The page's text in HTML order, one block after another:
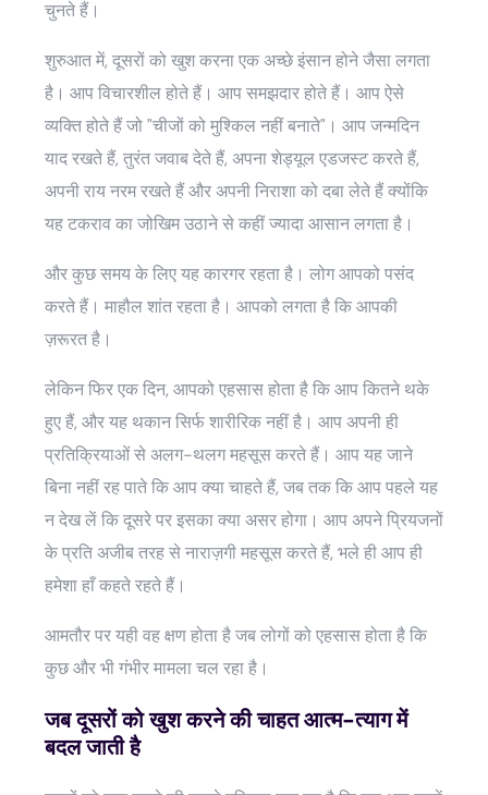
चुनते हैं।
शुरुआत में, दूसरों को खुश करना एक अच्छे इंसान होने जैसा लगता
है। आप विचारशील होते हैं। आप समझदार होते हैं। आप ऐसे
व्यक्ति होते हैं जो "चीजों को मुश्किल नहीं बनाते"। आप जन्मदिन
याद रखते हैं, तुरंत जवाब देते हैं, अपना शेड्यूल एडजस्ट करते हैं,
अपनी राय नरम रखते हैं और अपनी निराशा को दबा लेते हैं क्योंकि
यह टकराव का जोखिम उठाने से कहीं ज्यादा आसान लगता है।
और कुछ समय के लिए यह कारगर रहता है। लोग आपको पसंद
करते हैं। माहौल शांत रहता है। आपको लगता है कि आपकी
ज़रूरत है।
लेकिन फिर एक दिन, आपको एहसास होता है कि आप कितने थके
हुए हैं, और यह थकान सिर्फ शारीरिक नहीं है। आप अपनी ही
प्रतिक्रियाओं से अलग-थलग महसूस करते हैं। आप यह जाने
बिना नहीं रह पाते कि आप क्या चाहते हैं, जब तक कि आप पहले यह
न देख लें कि दूसरे पर इसका क्या असर होगा। आप अपने प्रियजनों
के प्रति अजीब तरह से नाराज़गी महसूस करते हैं, भले ही आप ही
हमेशा हाँ कहते रहते हैं।
आमतौर पर यही वह क्षण होता है जब लोगों को एहसास होता है कि
कुछ और भी गंभीर मामला चल रहा है।
जब दूसरों को खुश करने की चाहत आत्म-त्याग में
बदल जाती है